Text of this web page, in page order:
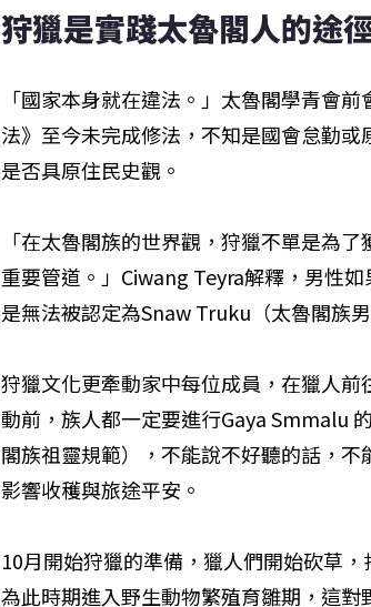
狩獵是實踐太魯閣人的途
「國家本身就在違法。」太魯閣學青會
法》至今未完成修法，不知是國會怠勤
是否具原住民史觀。
「在太魯閣族的世界觀，狩獵不單是為
重要管道。」Ciwang Teyra解釋，男性
是無法被認定為Snaw Truku（太魯閣族
狩獵文化更牽動家中每位成員，在獵人
動前，族人都一定要進行Gaya Smmalu
閣族祖靈規範），不能說不好聽的話，
影響收穫與旅途平安。
10月開始狩獵的準備，獵人們開始砍草
為此時期進入野生動物繁殖育雛期，這